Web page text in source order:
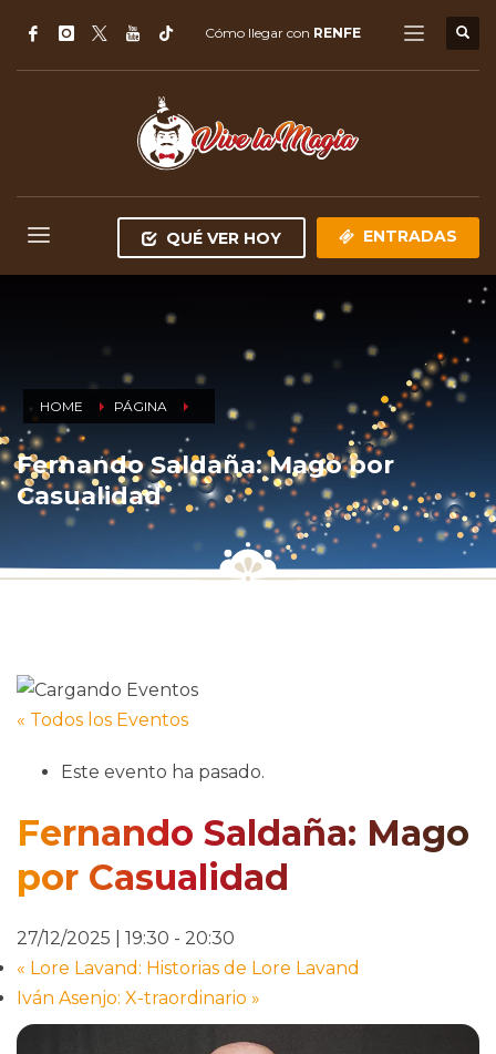
Cómo llegar con RENFE
QUÉ VER HOY ENTRADAS
HOME PÁGINA
Fernando Saldaña: Mago por
Casualidad
« Todos los Eventos
Este evento ha pasado.
Fernando Saldaña: Mago
por Casualidad
27/12/2025 | 19:30 - 20:30
« Lore Lavand: Historias de Lore Lavand
Iván Asenjo: X-traordinario »